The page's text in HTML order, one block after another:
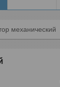
механический